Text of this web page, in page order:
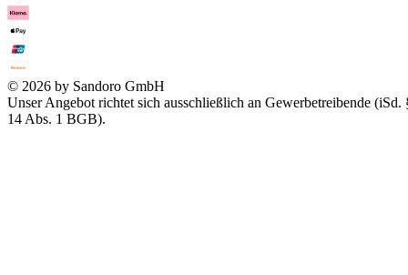
© 2026 by Sandoro GmbH
Unser Angebot richtet sich ausschließlich an Gewerbetreibende (iSd.
14 Abs. 1 BGB).